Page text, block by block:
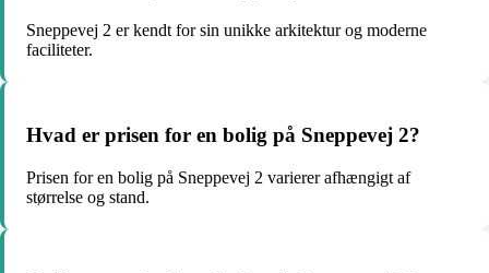
Sneppevej 2 er kendt for sin unikke arkitektur og moderne
faciliteter.
Hvad er prisen for en bolig på Sneppevej 2?
Prisen for en bolig på Sneppevej 2 varierer afhængigt af
størrelse og stand.